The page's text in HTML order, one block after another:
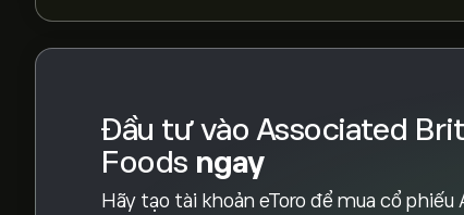
Đầu tư vào Associated
Foods ngay
Hãy tạo tài khoản eToro để mua cổ phiếu